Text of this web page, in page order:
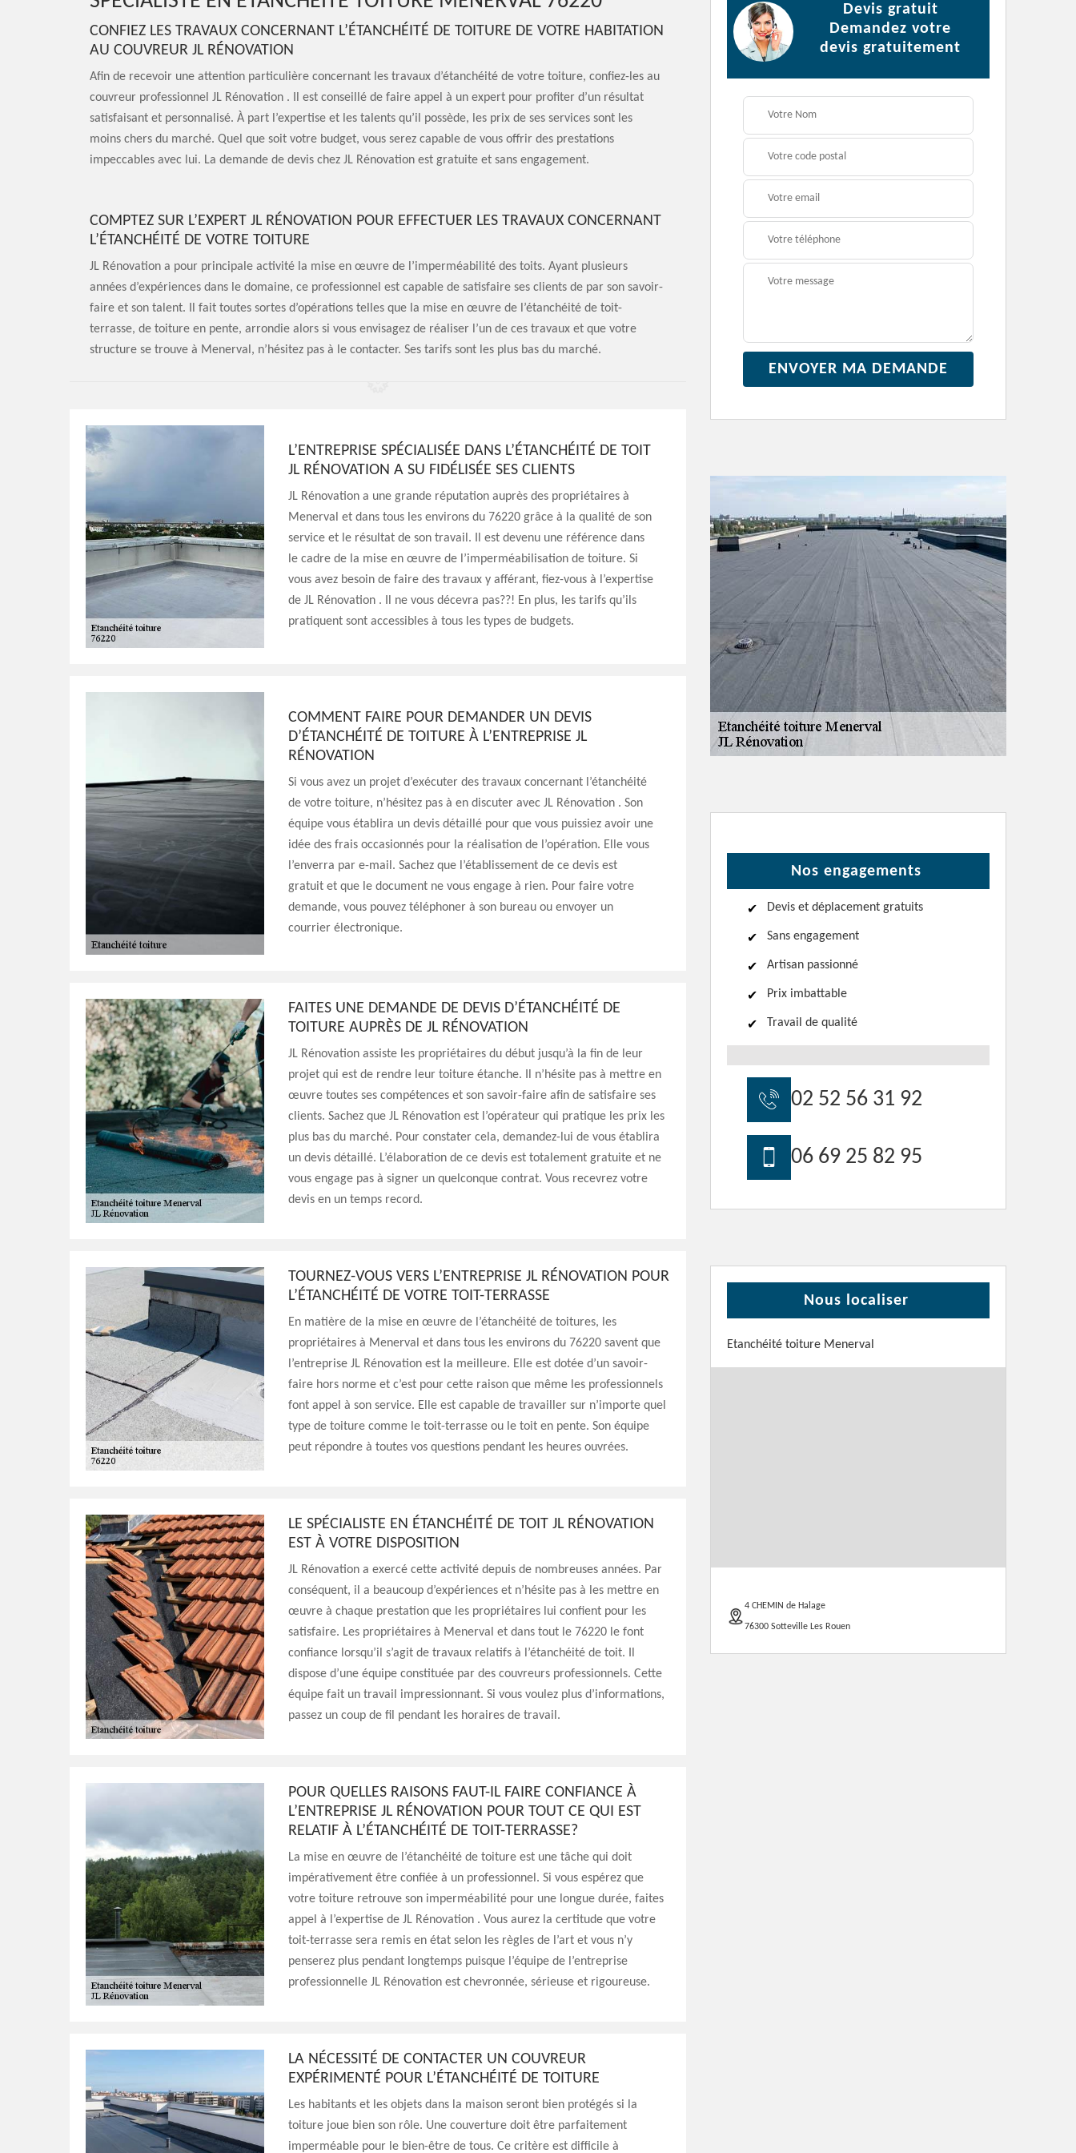
CONFIEZ LES TRAVAUX CONCERNANT L’ÉTANCHÉITÉ DE TOITURE DE VOTRE HABITATION
AU COUVREUR JL RÉNOVATION
Afin de recevoir une attention particulière concernant les travaux d’étanchéité de votre toiture, confiez-les au
couvreur professionnel JL Rénovation . Il est conseillé de faire appel à un expert pour profiter d’un résultat
satisfaisant et personnalisé. À part l’expertise et les talents qu’il possède, les prix de ses services sont les
moins chers du marché. Quel que soit votre budget, vous serez capable de vous offrir des prestations
impeccables avec lui. La demande de devis chez JL Rénovation est gratuite et sans engagement.
COMPTEZ SUR L’EXPERT JL RÉNOVATION POUR EFFECTUER LES TRAVAUX CONCERNANT
L’ÉTANCHÉITÉ DE VOTRE TOITURE
JL Rénovation a pour principale activité la mise en œuvre de l’imperméabilité des toits. Ayant plusieurs
années d’expériences dans le domaine, ce professionnel est capable de satisfaire ses clients de par son savoir-
faire et son talent. Il fait toutes sortes d’opérations telles que la mise en œuvre de l’étanchéité de toit-
terrasse, de toiture en pente, arrondie alors si vous envisagez de réaliser l’un de ces travaux et que votre
structure se trouve à Menerval, n’hésitez pas à le contacter. Ses tarifs sont les plus bas du marché.
L’ENTREPRISE SPÉCIALISÉE DANS L’ÉTANCHÉITÉ DE TOIT
JL RÉNOVATION A SU FIDÉLISÉE SES CLIENTS
JL Rénovation a une grande réputation auprès des propriétaires à
Menerval et dans tous les environs du 76220 grâce à la qualité de son
service et le résultat de son travail. Il est devenu une référence dans
le cadre de la mise en œuvre de l’imperméabilisation de toiture. Si
vous avez besoin de faire des travaux y afférant, fiez-vous à l’expertise
de JL Rénovation . Il ne vous décevra pas??! En plus, les tarifs qu’ils
pratiquent sont accessibles à tous les types de budgets.
COMMENT FAIRE POUR DEMANDER UN DEVIS
D’ÉTANCHÉITÉ DE TOITURE À L’ENTREPRISE JL
RÉNOVATION
Si vous avez un projet d’exécuter des travaux concernant l’étanchéité
de votre toiture, n’hésitez pas à en discuter avec JL Rénovation . Son
équipe vous établira un devis détaillé pour que vous puissiez avoir une
idée des frais occasionnés pour la réalisation de l’opération. Elle vous
l’enverra par e-mail. Sachez que l’établissement de ce devis est
gratuit et que le document ne vous engage à rien. Pour faire votre
demande, vous pouvez téléphoner à son bureau ou envoyer un
courrier électronique.
FAITES UNE DEMANDE DE DEVIS D’ÉTANCHÉITÉ DE
TOITURE AUPRÈS DE JL RÉNOVATION
JL Rénovation assiste les propriétaires du début jusqu’à la fin de leur
projet qui est de rendre leur toiture étanche. Il n’hésite pas à mettre en
œuvre toutes ses compétences et son savoir-faire afin de satisfaire ses
clients. Sachez que JL Rénovation est l’opérateur qui pratique les prix les
plus bas du marché. Pour constater cela, demandez-lui de vous établira
un devis détaillé. L’élaboration de ce devis est totalement gratuite et ne
vous engage pas à signer un quelconque contrat. Vous recevrez votre
devis en un temps record.
TOURNEZ-VOUS VERS L’ENTREPRISE JL RÉNOVATION POUR
L’ÉTANCHÉITÉ DE VOTRE TOIT-TERRASSE
En matière de la mise en œuvre de l’étanchéité de toitures, les
propriétaires à Menerval et dans tous les environs du 76220 savent que
l’entreprise JL Rénovation est la meilleure. Elle est dotée d’un savoir-
faire hors norme et c’est pour cette raison que même les professionnels
font appel à son service. Elle est capable de travailler sur n’importe quel
type de toiture comme le toit-terrasse ou le toit en pente. Son équipe
peut répondre à toutes vos questions pendant les heures ouvrées.
LE SPÉCIALISTE EN ÉTANCHÉITÉ DE TOIT JL RÉNOVATION
EST À VOTRE DISPOSITION
JL Rénovation a exercé cette activité depuis de nombreuses années. Par
conséquent, il a beaucoup d’expériences et n’hésite pas à les mettre en
œuvre à chaque prestation que les propriétaires lui confient pour les
satisfaire. Les propriétaires à Menerval et dans tout le 76220 le font
confiance lorsqu’il s’agit de travaux relatifs à l’étanchéité de toit. Il
dispose d’une équipe constituée par des couvreurs professionnels. Cette
équipe fait un travail impressionnant. Si vous voulez plus d’informations,
passez un coup de fil pendant les horaires de travail.
POUR QUELLES RAISONS FAUT-IL FAIRE CONFIANCE À
L’ENTREPRISE JL RÉNOVATION POUR TOUT CE QUI EST
RELATIF À L’ÉTANCHÉITÉ DE TOIT-TERRASSE?
La mise en œuvre de l’étanchéité de toiture est une tâche qui doit
impérativement être confiée à un professionnel. Si vous espérez que
votre toiture retrouve son imperméabilité pour une longue durée, faites
appel à l’expertise de JL Rénovation . Vous aurez la certitude que votre
toit-terrasse sera remis en état selon les règles de l’art et vous n’y
penserez plus pendant longtemps puisque l’équipe de l’entreprise
professionnelle JL Rénovation est chevronnée, sérieuse et rigoureuse.
LA NÉCESSITÉ DE CONTACTER UN COUVREUR
EXPÉRIMENTÉ POUR L’ÉTANCHÉITÉ DE TOITURE
Les habitants et les objets dans la maison seront bien protégés si la
toiture joue bien son rôle. Une couverture doit être parfaitement
imperméable pour le bien-être de tous. Ce critère est difficile à
Devis gratuit
Demandez votre
devis gratuitement
Nos engagements
Devis et déplacement gratuits
Sans engagement
Artisan passionné
Prix imbattable
Travail de qualité
02 52 56 31 92
06 69 25 82 95
Nous localiser
Etanchéité toiture Menerval
4 CHEMIN de Halage
76300 Sotteville Les Rouen